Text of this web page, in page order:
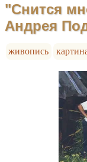
"Снится
Андрея
живопись